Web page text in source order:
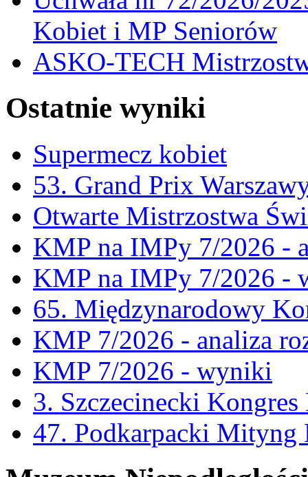
Kobiet i MP Seniorów
ASKO-TECH
Ostatnie wyniki
Supermecz kobiet
53. Grand Prix
Otwarte Mistrzostwa
KMP na IMPy 7/2026 -
KMP na IMPy 7/2026 -
65. Międzynarodowy
KMP 7/2026 - analiza
KMP 7/2026 - wyniki
3. Szczecinecki
47. Podkarpacki Mityng